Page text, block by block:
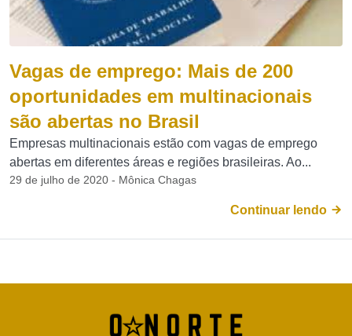
Vagas de emprego: Mais de 200
oportunidades em multinacionais
são abertas no Brasil
Empresas multinacionais estão com vagas de emprego
abertas em diferentes áreas e regiões brasileiras. Ao...
29 de julho de 2020 - Mônica Chagas
Continuar lendo